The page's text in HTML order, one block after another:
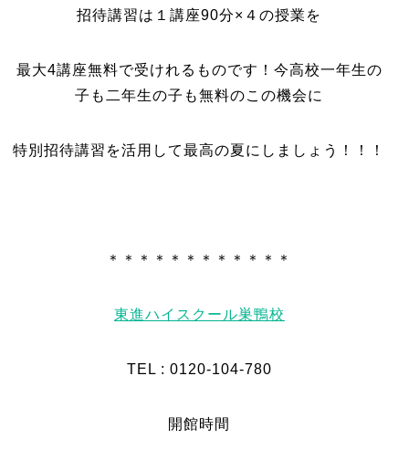
招待講習は１講座90分×４の授業を
最大4講座無料で受けれるものです！今高校一年生の
子も二年生の子も無料のこの機会に
特別招待講習を活用して最高の夏にしましょう！！！
＊＊＊＊＊＊＊＊＊＊＊＊
東進ハイスクール巣鴨校
TEL : 0120-104-780
開館時間